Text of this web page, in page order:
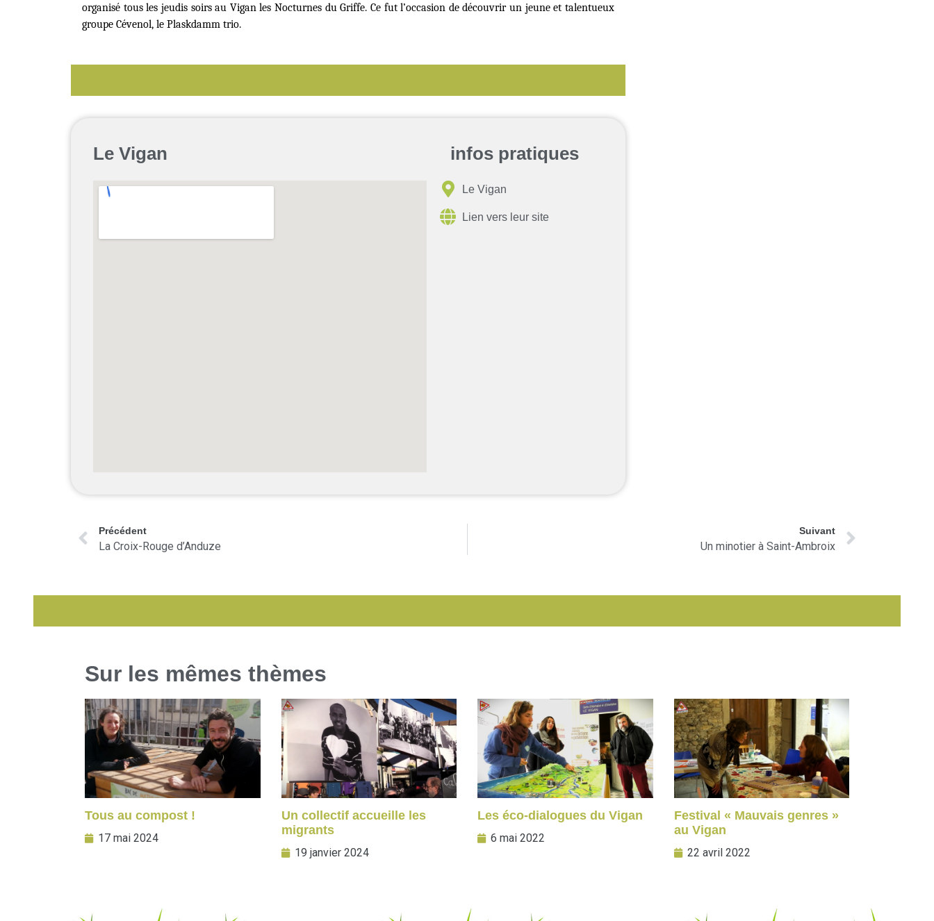
organisé tous les jeudis soirs au Vigan les Nocturnes du Griffe. Ce fut l’occasion de découvrir un jeune et talentueux
groupe Cévenol, le Plaskdamm trio.
Le Vigan infos pratiques
Le Vigan
Lien vers leur site
Précédent
La Croix-Rouge d’Anduze
Suivant
Un minotier à Saint-Ambroix
Sur les mêmes thèmes
Tous au compost !
17 mai 2024
Un collectif accueille les
migrants
19 janvier 2024
Les éco-dialogues du Vigan
6 mai 2022
Festival « Mauvais genres »
au Vigan
22 avril 2022